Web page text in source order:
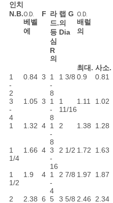
인치
N.B.O.D.
베벨
에
F 라
드.
등
심
R
의
랩 G
의
Dia
O.D.
배럴
의
최대. 사소.
1
-
2
0.84 3
1
-
8
1 3/8 0.9 0.81
3
-
4
1.05 3
1
-
8
1
11/16
1.11 1.02
1 1.32 4 1
-
8
2 1.38 1.28
1
1/4
1.66 4 3
-
16
2 1/2 1.72 1.63
1
1/2
1.9 4 1
-
4
2 7/8 1.97 1.87
2 2.38 6 5
3 5/8 2.46 2.34